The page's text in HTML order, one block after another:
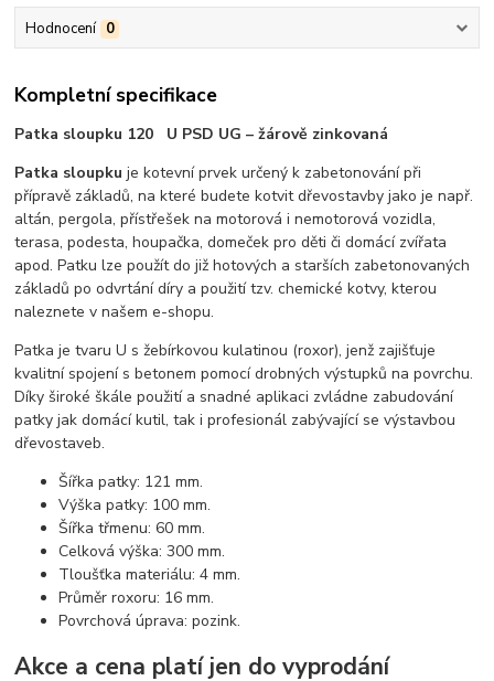
Hodnocení 0
Kompletní specifikace
Patka sloupku 120 U PSD UG – žárově zinkovaná
Patka sloupku je kotevní prvek určený k zabetonování při
přípravě základů, na které budete kotvit dřevostavby jako je např.
altán, pergola, přístřešek na motorová i nemotorová vozidla,
terasa, podesta, houpačka, domeček pro děti či domácí zvířata
apod. Patku lze použít do již hotových a starších zabetonovaných
základů po odvrtání díry a použití tzv. chemické kotvy, kterou
naleznete v našem e-shopu.
Patka je tvaru U s žebírkovou kulatinou (roxor), jenž zajišťuje
kvalitní spojení s betonem pomocí drobných výstupků na povrchu.
Díky široké škále použití a snadné aplikaci zvládne zabudování
patky jak domácí kutil, tak i profesionál zabývající se výstavbou
dřevostaveb.
Šířka patky: 121 mm.
Výška patky: 100 mm.
Šířka třmenu: 60 mm.
Celková výška: 300 mm.
Tloušťka materiálu: 4 mm.
Průměr roxoru: 16 mm.
Povrchová úprava: pozink.
Akce a cena platí jen do vyprodání